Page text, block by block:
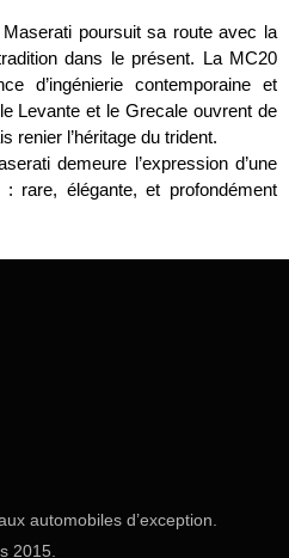
Maserati poursuit sa route avec la
dans le présent. La MC20
d’ingénierie contemporaine et
Levante et leGrecale ouvrent de
renier l’héritage du trident.
demeure l’expression d’une
: rare, élégante, et profondément
automobiles d’exception.
2015.